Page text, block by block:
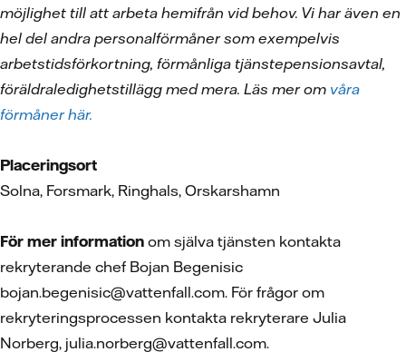
möjlighet till att arbeta hemifrån vid behov. Vi har även en
hel del andra personalförmåner som exempelvis
arbetstidsförkortning, förmånliga tjänstepensionsavtal,
föräldraledighetstillägg med mera. Läs mer om våra
förmåner här.
Placeringsort
Solna, Forsmark, Ringhals, Orskarshamn
För mer information om själva tjänsten kontakta
rekryterande chef Bojan Begenisic
bojan.begenisic@vattenfall.com. För frågor om
rekryteringsprocessen kontakta rekryterare Julia
Norberg, julia.norberg@vattenfall.com.